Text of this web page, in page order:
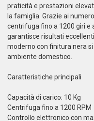
praticità e prestazioni
la famiglia. Grazie ai
centrifuga fino a 1200 giri
garantisce risultati
moderno con finitura nera
ambiente domestico.
Caratteristiche principali
Capacità di carico: 10 Kg
Centrifuga fino a 1200 RPM
Controllo elettronico con